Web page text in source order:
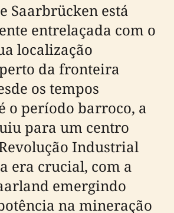
Saarbrücken está
entrelaçada com o
localização
da fronteira
os tempos
o período barroco, a
para um centro
Industrial
era crucial, com a
emergindo
na mineração